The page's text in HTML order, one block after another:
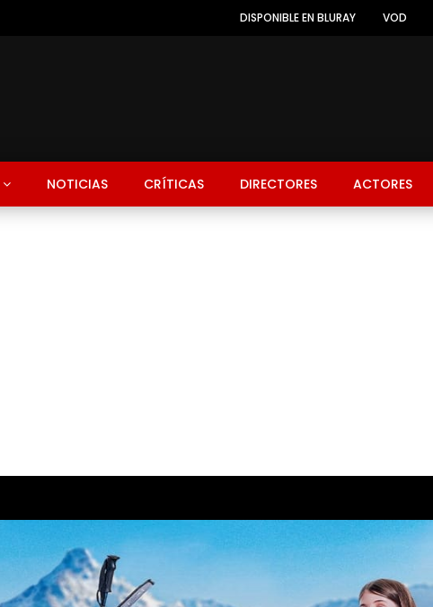
DISPONIBLE EN BLURAY VOD
NOTICIAS CRÍTICAS DIRECTORES ACTORES